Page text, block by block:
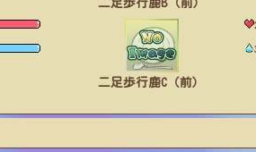
二足歩行鹿B（前）
二足歩行鹿C（前）